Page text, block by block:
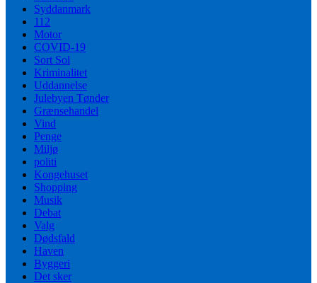
Syddanmark
112
Motor
COVID-19
Sort Sol
Kriminalitet
Uddannelse
Julebyen Tønder
Grænsehandel
Vind
Penge
Miljø
politi
Kongehuset
Shopping
Musik
Debat
Valg
Dødsfald
Haven
Byggeri
Det sker